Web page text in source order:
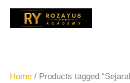
Skip
Home / Products tagged